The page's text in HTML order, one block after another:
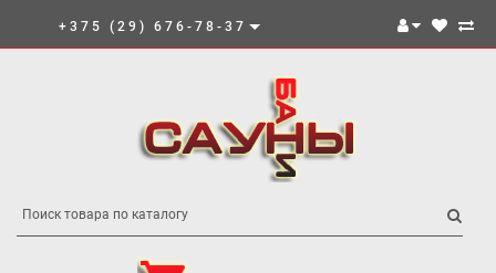
+375 (29) 676-78-37